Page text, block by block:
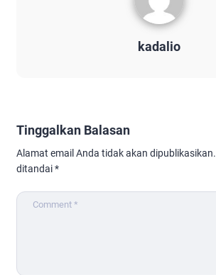
kadalio
Tinggalkan Balasan
Alamat email Anda tidak akan dipublikasikan.
ditandai*